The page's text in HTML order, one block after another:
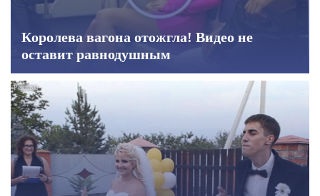
Королева вагона отожгла! Видео не
оставит равнодушным